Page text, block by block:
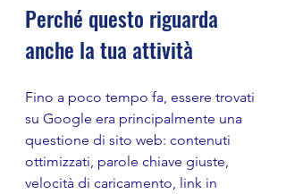
Perché questo riguarda
anche la tua attività
Fino a poco tempo fa, essere trovati
su Google era principalmente una
questione di sito web: contenuti
ottimizzati, parole chiave giuste,
velocità di caricamento, link in